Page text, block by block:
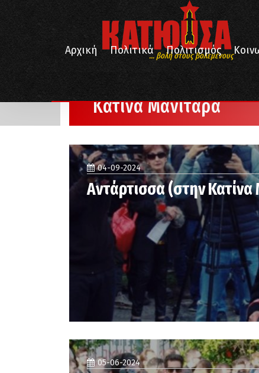
... βολή στους βολεμένους
Αρχική
Πολιτικά Πολιτισμός
Κατίνα Μανιτάρα
Κατίνα Μανιτάρα
04-09-2024
Αντάρτισσα (στην
05-06-2024